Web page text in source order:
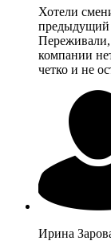
Хотели
предыдущий
Переживали,
компании
четко и не
Ирина